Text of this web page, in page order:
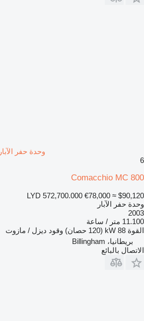
وحدة حفر الآبار Comacchio MC 800
6
Comacchio MC 800
LYD 572,700.000 €78,000 ≈ $90,120
وحدة حفر الآبار
2003
11.100 متر / ساعة
القوة 88 kW (120 حصان) وقود ديزل / مازوت
بريطانيا، Billingham
الاتصال بالبائع